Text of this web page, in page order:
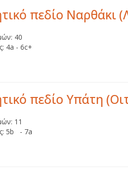
πεδίο Ναρθάκι
40
4a - 6c+
πεδίο Υπάτη
11
5b - 7a